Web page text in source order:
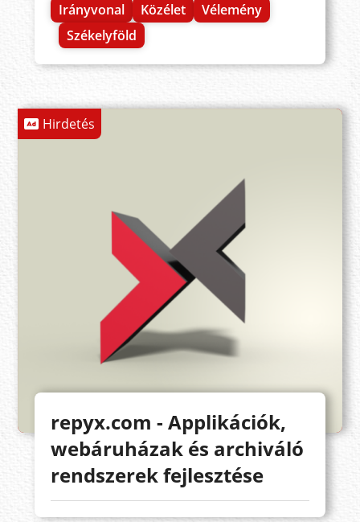
Irányvonal Közélet
Vélemény
Székelyföld
Hirdetés
repyx.com - Applikációk,
webáruházak és archiváló
rendszerek fejlesztése